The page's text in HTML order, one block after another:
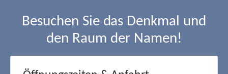
Besuchen Sie das Denkmal und
den Raum der Namen!